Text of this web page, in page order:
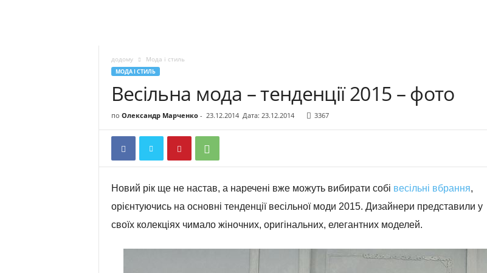
додому Мода і стиль
МОДА І СТИЛЬ
Весільна мода – тенденції 2015 – фото
по Олександр Марченко- 23.12.2014 Дата: 23.12.2014 3367
Новий рік ще не настав, а наречені вже можуть вибирати собі весільні вбрання,
орієнтуючись на основні тенденції весільної моди 2015. Дизайнери представили у
своїх колекціях чимало жіночних, оригінальних, елегантних моделей.